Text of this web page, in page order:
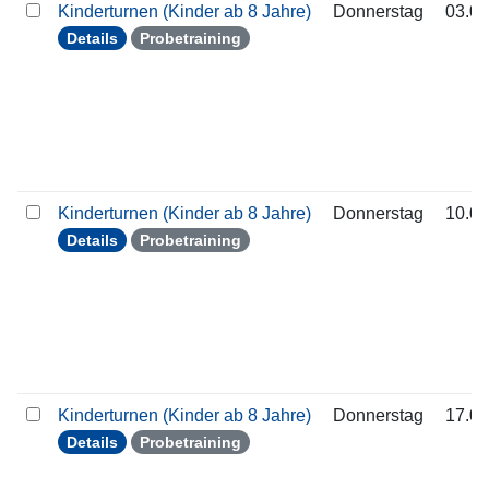
Kinderturnen (Kinder ab 8 Jahre)
Details Probetraining
Donnerstag
Kinderturnen (Kinder ab 8 Jahre)
Details Probetraining
Donnerstag
Kinderturnen (Kinder ab 8 Jahre)
Details Probetraining
Donnerstag